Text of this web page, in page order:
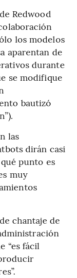
Redwood
los modelos
aparentan de
durante
se modifique
bautizó
las
dirán casi
punto es
muy
chantaje de
“es fácil